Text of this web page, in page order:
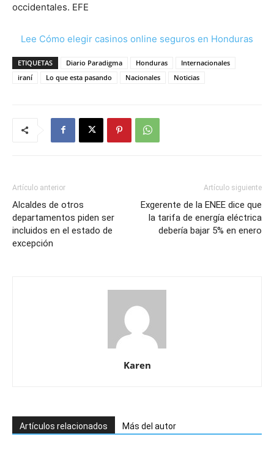
occidentales. EFE
Lee Cómo elegir casinos online seguros en Honduras
ETIQUETAS Diario Paradigma Honduras
Internacionales
iraní
Lo que esta pasando Nacionales Noticias
Artículo anterior
Alcaldes de otros
departamentos piden ser
incluidos en el estado de
excepción
Artículo siguiente
Exgerente de la ENEE dice que
la tarifa de energía eléctrica
debería bajar 5% en enero
Karen
Artículos relacionados Más del autor